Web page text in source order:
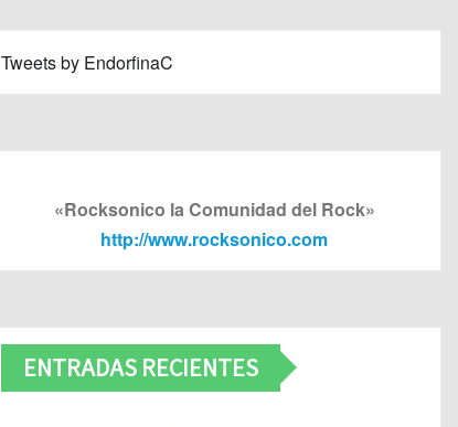
Tweets by EndorfinaC
«Rocksonico la Comunidad del Rock»
http://www.rocksonico.com
ENTRADAS RECIENTES